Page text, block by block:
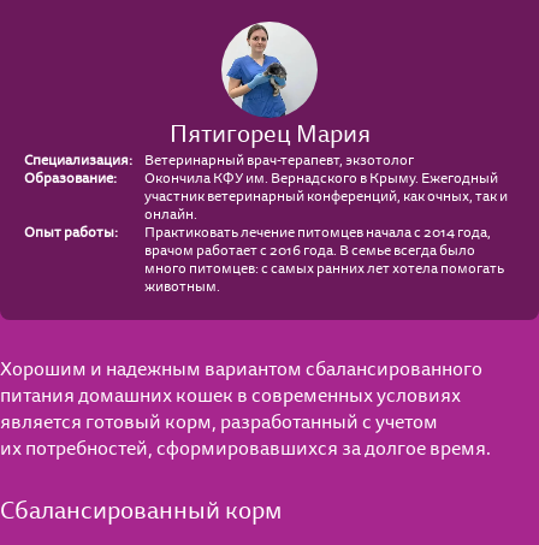
Пятигорец Мария
Специализация:
Ветеринарный врач-терапевт, экзотолог
Образование:
Окончила КФУ им. Вернадского в Крыму. Ежегодный
участник ветеринарный конференций, как очных, так и
онлайн.
Опыт работы:
Практиковать лечение питомцев начала с 2014 года,
врачом работает с 2016 года. В семье всегда было
много питомцев: с самых ранних лет хотела помогать
животным.
Хорошим и надежным вариантом сбалансированного
питания домашних кошек в современных условиях
является готовый корм, разработанный с учетом
их потребностей, сформировавшихся за долгое время.
Сбалансированный корм